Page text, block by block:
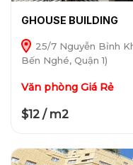
GHOUSE BUILDING
25/7 Nguyễn Bỉnh
Bến Nghé, Quận 1)
Văn phòng Giá Rẻ
$12 / m2